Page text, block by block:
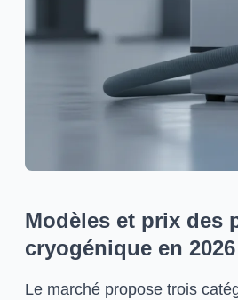
Modèles et prix des
cryogénique en 2026
Le marché propose trois